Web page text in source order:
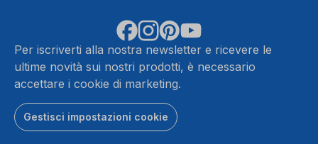
Per iscriverti alla nostra newsletter e ricevere le
ultime novità sui nostri prodotti, è necessario
accettare i cookie di marketing.
Gestisci impostazioni cookie